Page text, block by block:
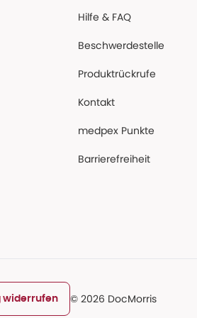
Hilfe & FAQ
Beschwerdestelle
Produktrückrufe
Kontakt
medpex Punkte
Barrierefreiheit
widerrufen © 2026 DocMorris